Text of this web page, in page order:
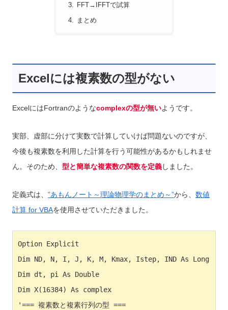
FFT→IFFTで試算
まとめ
Excelには複素数の型がない
ExcelにはFortranのようなcomplexの型が無いようです。
実部、虚部に分けて実数で計算していけば問題ないのですが、
今後も複素数を利用した計算を行う可能性があるかもしれませ
ん。そのため、 型と簡単な複素数の関数を定義しました。
定義式は、 ”あもんノート～理論物理学のまとめ～”から、 数値
計算 for VBAを使用させていただきました。
Option Explicit
Dim ND, N, I, J, K, M, Kmax, Istep, IND As Long
Dim dt, pi As Double
Dim X(16384) As complex
'=== 複素数と複素行列の型 ===